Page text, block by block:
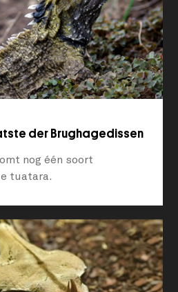
der Brughagedissen
nog één soort
tuatara.